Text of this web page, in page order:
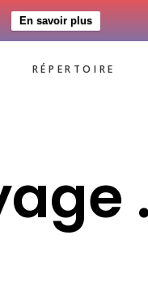
En savoir plus
RÉPERTOIRE